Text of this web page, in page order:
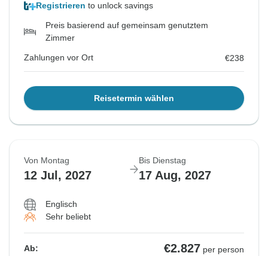
Registrieren to unlock savings
Preis basierend auf gemeinsam genutztem
Zimmer
Zahlungen vor Ort €238
Reisetermin wählen
Von Montag
12 Jul, 2027
Bis Dienstag
17 Aug, 2027
Englisch
Sehr beliebt
Ab: €2.827 per person